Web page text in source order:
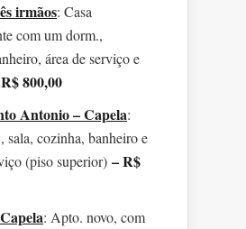
irmãos: Casa
com um dorm.,
área de serviço e
800,00
Antonio – Capela:
sala, cozinha, banheiro e
(piso superior) – R$
: Apto. novo, com